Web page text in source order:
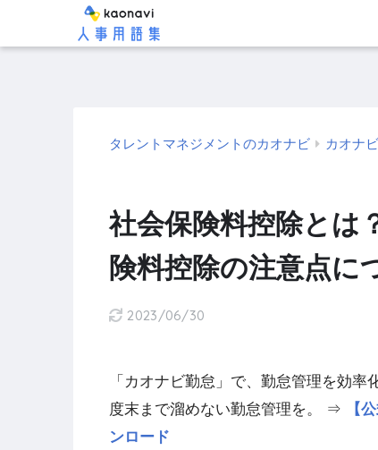
タレントマネジメントのカオナビ カオナ
社会保険料控除とは
険料控除の注意点に
2023/06/30
「カオナビ勤怠」で、勤怠管理を効
度末まで溜めない勤怠管理を。 ⇒
【
ンロード